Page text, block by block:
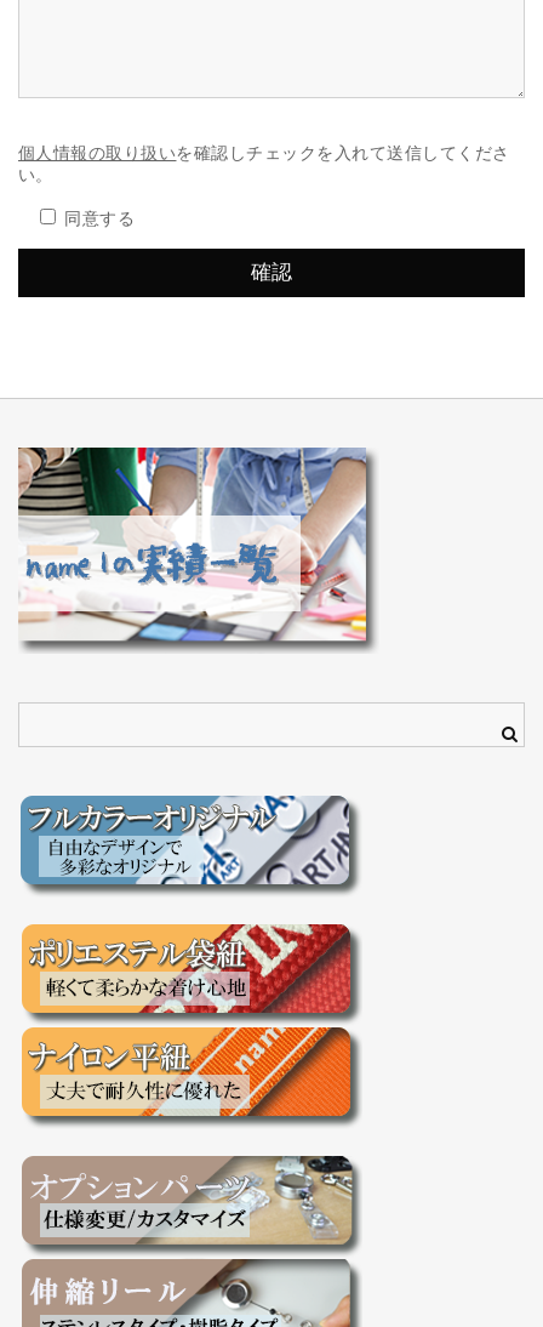
個人情報の取り扱いを確認しチェックを入れて送信してくださ
い。
同意する